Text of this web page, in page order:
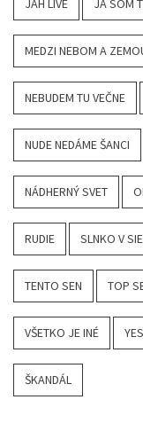
JAH LIVE JA SOM
MEDZI NEBOM A
NEBUDEM TU VEČNE
NUDE NEDÁME ŠANCI
NÁDHERNÝ SVET
RUDIE SLNKO V
TENTO SEN TOP
VŠETKO JE INÉ
ŠKANDÁL